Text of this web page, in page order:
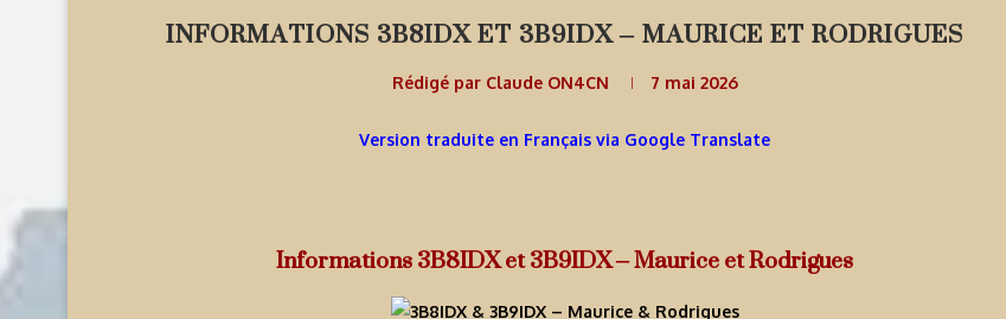
INFORMATIONS 3B8IDX ET 3B9IDX – MAURICE ET RODRIGUES
Rédigé par Claude ON4CN 7 mai 2026
Version traduite en Français via Google Translate
Informations 3B8IDX et 3B9IDX – Maurice et Rodrigues